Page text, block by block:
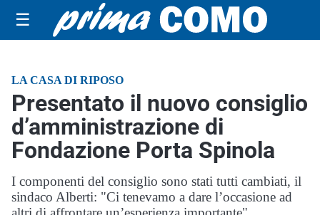
☰
LA CASA DI RIPOSO
Presentato il nuovo consiglio
d’amministrazione di
Fondazione Porta Spinola
I componenti del consiglio sono stati tutti cambiati, il
sindaco Alberti: "Ci tenevamo a dare l’occasione ad